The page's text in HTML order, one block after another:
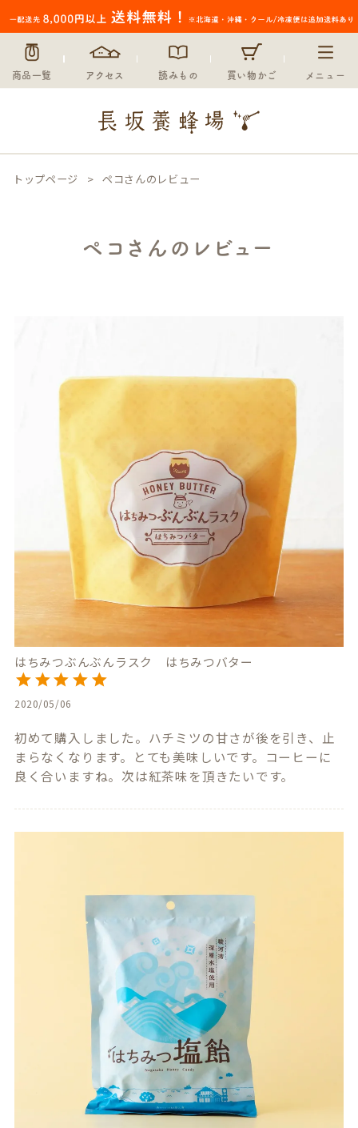
商品一覧 アクセス 読みもの 買い物かご メニュー
トップページ ペコさんのレビュー
ペコさんのレビュー
はちみつぶんぶんラスク はちみつバター
2020/05/06
初めて購入しました。ハチミツの甘さが後を引き、止
まらなくなります。とても美味しいです。コーヒーに
良く合いますね。次は紅茶味を頂きたいです。